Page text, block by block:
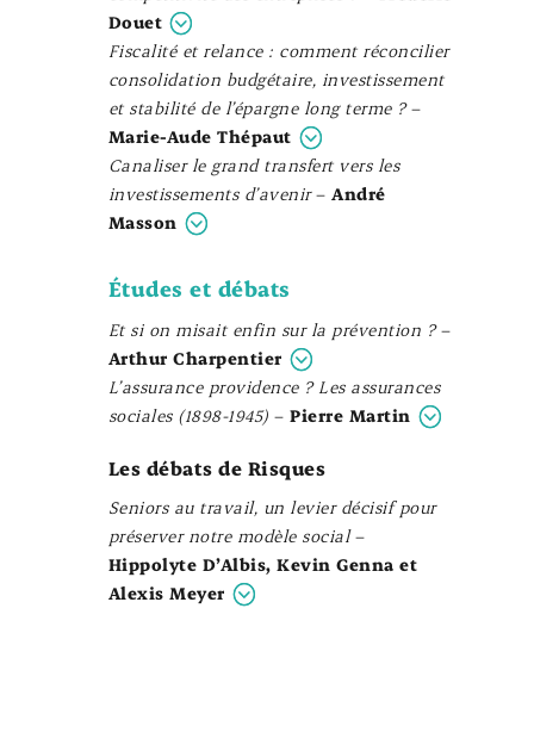
Douet
Fiscalité et relance : comment réconcilier
consolidation budgétaire, investissement
et stabilité de l’épargne long terme ?–
Marie-Aude Thépaut
Canaliser le grand transfert vers les
investissements d’avenir–André
Masson
Études et débats
Et si on misait enfin sur la prévention ?–
Arthur Charpentier
L’assurance providence ? Les assurances
sociales (1898-1945) –Pierre Martin
Les débats de Risques
Seniors au travail, un levier décisif pour
préserver notre modèle social–
Hippolyte D’Albis, Kevin Genna et
Alexis Meyer